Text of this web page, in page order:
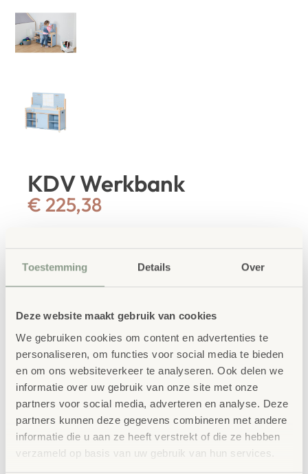
Toestemming Details Over
Deze website maakt gebruik van cookies
We gebruiken cookies om content en advertenties te
personaliseren, om functies voor social media te bieden
en om ons websiteverkeer te analyseren. Ook delen we
informatie over uw gebruik van onze site met onze
partners voor social media, adverteren en analyse. Deze
partners kunnen deze gegevens combineren met andere
informatie die u aan ze heeft verstrekt of die ze hebben
verzameld op basis van uw gebruik van hun services.
KDV Werkbank
€ 225,38
gereedschap voor technisch en creatief spel.
IN WINKELWAGEN
Productbeschrijving